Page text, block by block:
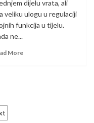
dijelu vrata, ali
veliku ulogu u regulaciji
funkcija u tijelu.
ne...
More